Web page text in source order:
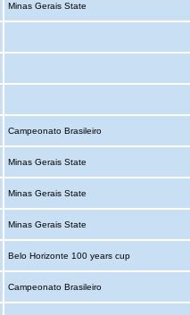
Minas Gerais State
Campeonato Brasileiro
Minas Gerais State
Minas Gerais State
Minas Gerais State
Belo Horizonte 100 years cup
Campeonato Brasileiro